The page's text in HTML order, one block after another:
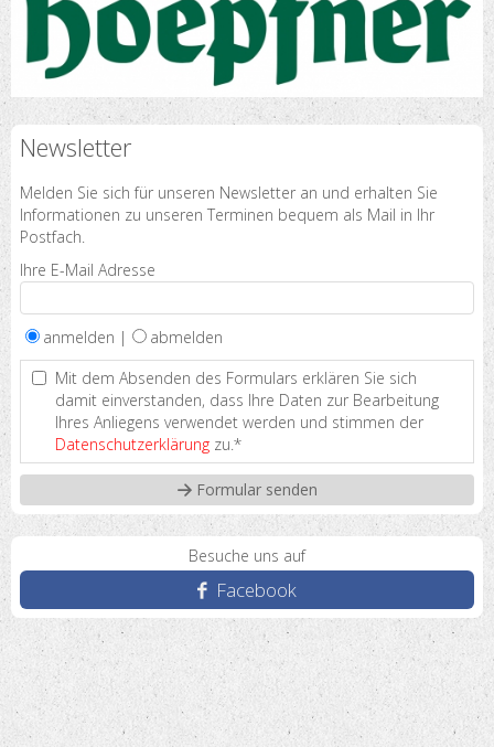
Newsletter
Melden Sie sich für unseren Newsletter an und erhalten Sie
Informationen zu unseren Terminen bequem als Mail in Ihr
Postfach.
Ihre E-Mail Adresse
anmelden |
abmelden
Mit dem Absenden des Formulars erklären Sie sich
damit einverstanden, dass Ihre Daten zur Bearbeitung
Ihres Anliegens verwendet werden und stimmen der
Datenschutzerklärung zu.*
Besuche uns auf
Facebook